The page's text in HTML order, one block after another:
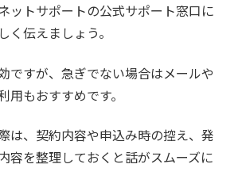
ットサポートの公式サポート窓口に
く伝えましょう。
ですが、急ぎでない場合はメールや
用もおすすめです。
は、契約内容や申込み時の控え、発
容を整理しておくと話がスムーズに